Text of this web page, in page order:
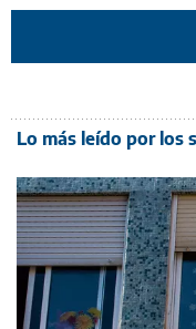
Lo más leído por los